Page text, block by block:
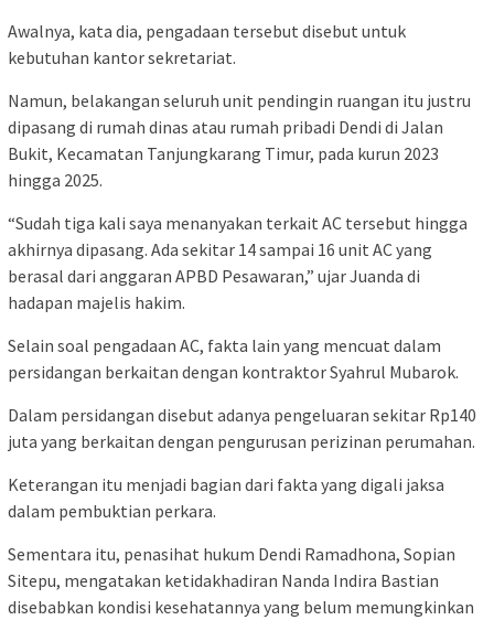
Awalnya, kata dia, pengadaan tersebut disebut untuk
kebutuhan kantor sekretariat.
Namun, belakangan seluruh unit pendingin ruangan itu justru
dipasang di rumah dinas atau rumah pribadi Dendi di Jalan
Bukit, Kecamatan Tanjungkarang Timur, pada kurun 2023
hingga 2025.
“Sudah tiga kali saya menanyakan terkait AC tersebut hingga
akhirnya dipasang. Ada sekitar 14 sampai 16 unit AC yang
berasal dari anggaran APBD Pesawaran,” ujar Juanda di
hadapan majelis hakim.
Selain soal pengadaan AC, fakta lain yang mencuat dalam
persidangan berkaitan dengan kontraktor Syahrul Mubarok.
Dalam persidangan disebut adanya pengeluaran sekitar Rp140
juta yang berkaitan dengan pengurusan perizinan perumahan.
Keterangan itu menjadi bagian dari fakta yang digali jaksa
dalam pembuktian perkara.
Sementara itu, penasihat hukum Dendi Ramadhona, Sopian
Sitepu, mengatakan ketidakhadiran Nanda Indira Bastian
disebabkan kondisi kesehatannya yang belum memungkinkan